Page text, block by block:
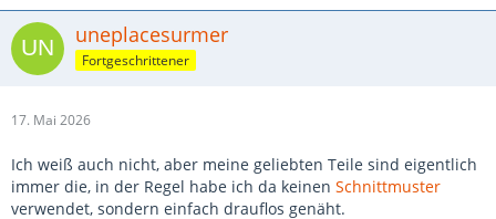
uneplacesurmer
Fortgeschrittener
17. Mai 2026
Ich weiß auch nicht, aber meine geliebten Teile sind eigentlich
immer die, in der Regel habe ich da keinen Schnittmuster
verwendet, sondern einfach drauflos genäht.